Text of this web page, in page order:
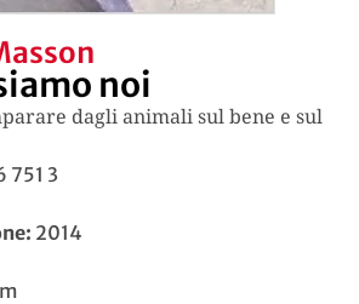
noi
dagli animali sul bene e sul
751 3
2014